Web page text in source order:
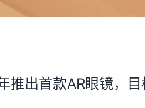
推出首款AR眼镜，